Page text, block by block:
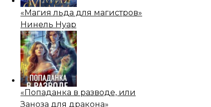
«Магия льда для магистров»
Нинель Нуар
«Попаданка в разводе, или
Заноза для дракона»